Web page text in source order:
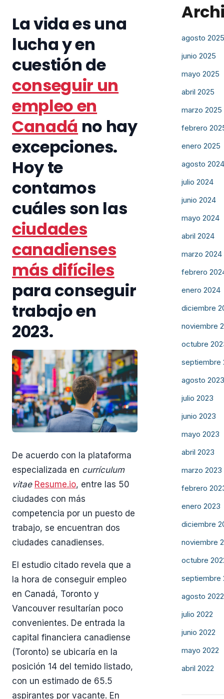
La vida es una
lucha y en
cuestión de
conseguir un
empleo en
Canadá no hay
excepciones.
Hoy te
contamos
cuáles son las
ciudades
canadienses
más difíciles
para conseguir
trabajo en
2023.
De acuerdo con la plataforma
especializada en currículum
vitae Resume.io, entre las 50
ciudades con más
competencia por un puesto de
trabajo, se encuentran dos
ciudades canadienses.
El estudio citado revela que a
la hora de conseguir empleo
en Canadá, Toronto y
Vancouver resultarían poco
convenientes. De entrada la
capital financiera canadiense
(Toronto) se ubicaría en la
posición 14 del temido listado,
con un estimado de 65.5
aspirantes por vacante. En
agosto 2025
junio 2025
mayo 2025
abril 2025
marzo 2025
febrero
enero 2025
agosto 2024
julio 2024
junio 2024
mayo 2024
abril 2024
marzo 2024
febrero
enero 2024
diciembre
noviembre
octubre
septiembre
agosto 2023
julio 2023
junio 2023
mayo 2023
abril 2023
marzo 2023
febrero
enero 2023
diciembre
noviembre
octubre
septiembre
agosto 2022
julio 2022
junio 2022
mayo 2022
abril 2022